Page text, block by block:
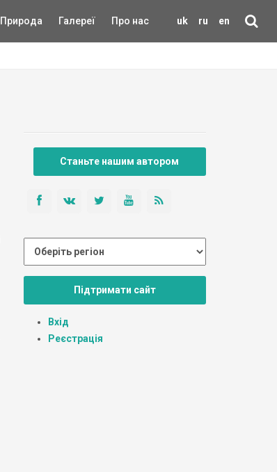
uk ru en
Природа Галереї Про нас
Станьте нашим автором
Підтримати сайт
Вхід
Реєстрація